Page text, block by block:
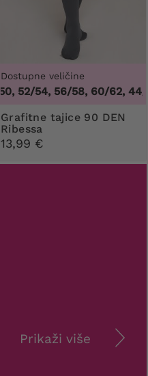
Dostupne veličine
54, 56/58, 60/62,44/46,
Grafitne tajice 90 DEN
Ribessa
13,99 €
Prikaži više